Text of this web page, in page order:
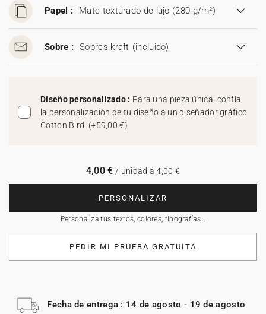
Papel : Mate texturado de lujo (280 g/m²)
Sobre : Sobres kraft (incluido)
Diseño personalizado : Para una pieza única, confía
la personalización de tu diseño a un diseñador gráfico
Cotton Bird. (+59,00 €)
PERSONALIZAR
Personaliza tus textos, colores, tipografías…
4,00 € / unidad a 4,00 €
PEDIR MI PRUEBA GRATUITA
Fecha de entrega : 14 de agosto - 19 de agosto